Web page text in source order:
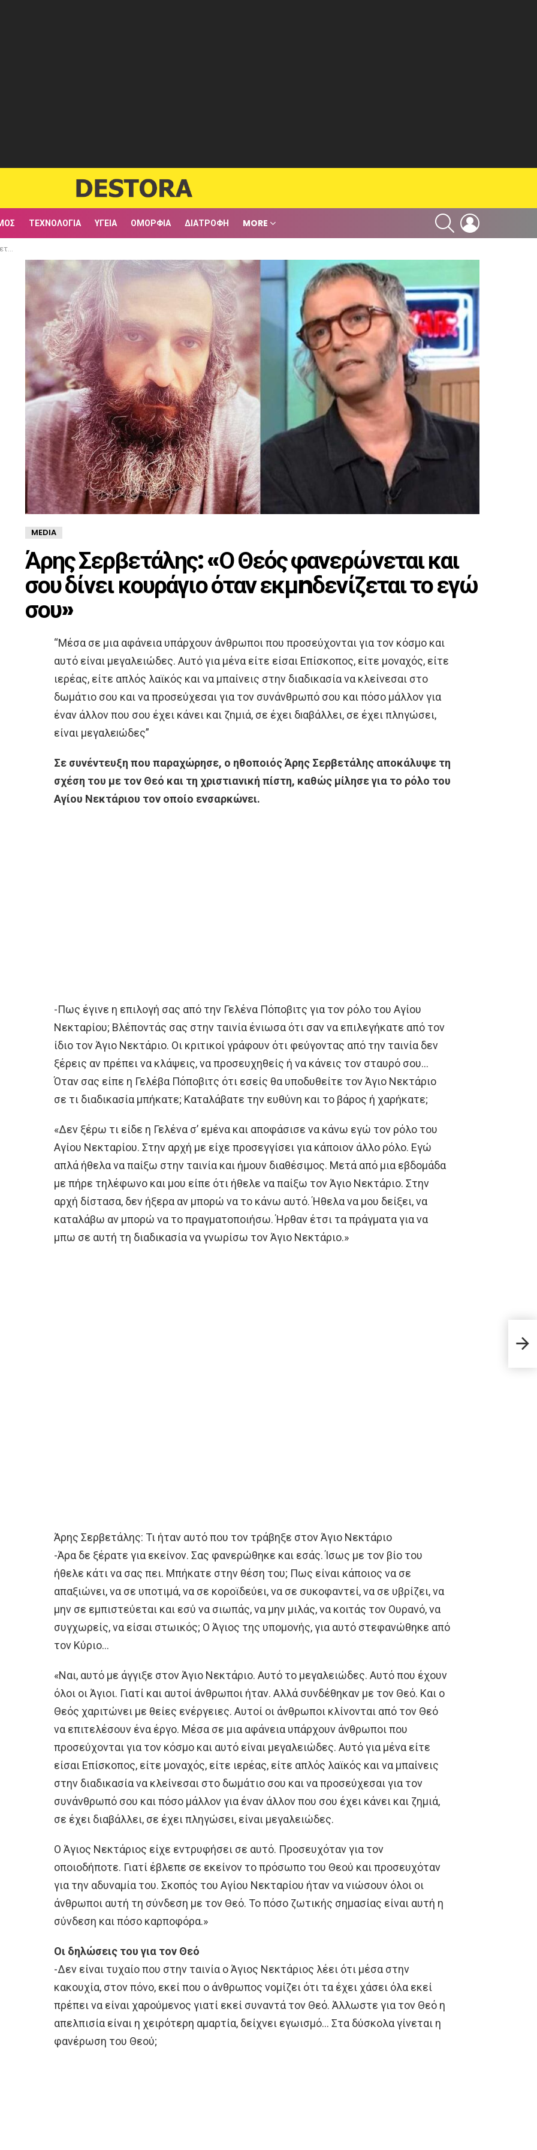
ΤΕΧΝΟΛΟΓΊΑ ΥΓΕΊΑ ΟΜΟΡΦΙΆ ΔΙΑΤΡΟΦΉ MORE
SEARCH
MEDIA
Άρης Σερβετάλης: «Ο Θεός φανερώνεται και
σου δίνει κουράγιο όταν εκμnδενίζεται το εγώ
σоυ»
“Μέσα σε μια αφάνεια υπάρχουν άνθρωποι που προσεύχονται για τον κόσμο και
αυτό είναι μεγαλειώδες. Αuτό για μένα είτε είσαι Επίσκοπος, είτε μοναχός, είτε
ιερέας, είτε απλός λαϊκός και να μπαίνεις στην διαδικασία να κλείνεσαι στο
δωμάτιο σου και να προσεύχεσαι για τον συνάνθρωπό σου και πόσο μάλλον για
έναν άλλον που σου έχει κάνει και ζnμιά, σε έχει δıαβάλλει, σε έχει πλnγώσει,
είναι μεγαλεıώδες”
Σε συνέντευξη που παραχώρησε, ο ηθοποιός Άρης Σερβετάλης αποκάλυψε τη
σχέση του με τον Θεό και τη χριστιανική πίστη, καθώς μίλησε για το ρόλο του
Αγίου Νεκτάριου τον οποίο ενσαρκώνει.
-Πως έγινε η επιλογή σας από την Γελένα Πόποβιτς για τον ρόλο του Αγίου
Νεκταρίου; Βλέποντάς σας στην ταινία ένιωσα ότι σαν να επιλεγήκατε από τον
ίδιο τον Άγιο Νεκτάριο. Οι κριτικοί γράφουν ότι φεύγοντας από την ταινία δεν
ξέρεις αν πρέπει να κλάψεις, να προσευχηθείς ή να κάνεις τον σταυρό σου…
Όταν σας είπε η Γελέβα Πόποβιτς ότι εσείς θα υποδυθείτε τον Άγιο Νεκτάριο
σε τι διαδικασία μπήκατε; Καταλάβατε την ευθύνη και το βάρος ή χαρήκατε;
«Δεν ξέρω τι είδε η Γελένα σ’ εμένα και αποφάσισε να κάνω εγώ τον ρόλο του
Αγίου Νεκταρίου. Στην αρχή με είχε προσεγγίσει για κάποιον άλλο ρόλο. Εγώ
απλά ήθελα να παίξω στην ταινία και ήμουν διαθέσιμος. Μετά από μια εβδομάδα
με πήρε τηλέφωνο και μου είπε ότι ήθελε να παίξω τον Άγιο Νεκτάριο. Στην
αρχή δίστασα, δεν ήξερα αν μπορώ να το κάνω αυτό. Ήθελα να μου δείξει, να
καταλάβω αν μπορώ να το πραγματοποιήσω. Ήρθαν έτσι τα πράγματα για να
μπω σε αυτή τη διαδικασία να γνωρίσω τον Άγιο Νεκτάριο.»
Άρης Σερβετάλης: Τι ήταν αυτό που τον τράβηξε στον Άγιο Νεκτάριο
-Άρα δε ξέρατε για εκείνον. Σας φανερώθηκε και εσάς. Ίσως με τον βίο του
ήθελε κάτι να σας πει. Μπήκατε στην θέση του; Πως είναι κάποιος να σε
απαξιώνει, να σε υποτιμά, να σε κοροϊδεύει, να σε συκοφαντεί, να σε υβρίζει, να
μην σε εμπιστεύεται και εσύ να σιωπάς, να μην μιλάς, να κοιτάς τον Ουρανό, να
συγχωρείς, να είσαι στωικός; Ο Άγιος της υπομονής, για αυτό στεφανώθηκε από
τον Κύριο…
«Ναι, αυτό με άγγιξε στον Άγιο Νεκτάριο. Αυτό το μεγαλειώδες. Αυτό που έχουν
όλοι οι Άγιοι. Γιατί και αυτοί άνθρωποι ήταν. Αλλά συνδέθηκαν με τον Θεό. Και ο
Θεός χαριτώνει με θείες ενέργειες. Αυτοί οι άνθρωποι κλίνονται από τον Θεό
να επιτελέσουν ένα έργο. Μέσα σε μια αφάνεια υπάρχουν άνθρωποι που
προσεύχονται για τον κόσμο και αυτό είναι μεγαλειώδες. Αυτό για μένα είτε
είσαι Επίσκοπος, είτε μοναχός, είτε ιερέας, είτε απλός λαϊκός και να μπαίνεις
στην διαδικασία να κλείνεσαι στο δωμάτιο σου και να προσεύχεσαι για τον
συνάνθρωπό σου και πόσο μάλλον για έναν άλλον που σου έχει κάνει και ζημιά,
σε έχει διαβάλλει, σε έχει πληγώσει, είναι μεγαλειώδες.
Ο Άγιος Νεκτάριος είχε εντρυφήσει σε αυτό. Προσευχόταν για τον
οποιοδήποτε. Γιατί έβλεπε σε εκείνον το πρόσωπο του Θεού και προσευχόταν
για την αδυναμία του. Σκοπός του Αγίου Νεκταρίου ήταν να νιώσουν όλοι οι
άνθρωποι αυτή τη σύνδεση με τον Θεό. Το πόσο ζωτικής σημασίας είναι αυτή η
σύνδεση και πόσο καρποφόρα.»
Οι δηλώσεις του για τον Θεό
-Δεν είναι τυχαίο που στην ταινία ο Άγιος Νεκτάριος λέει ότι μέσα στην
κακουχία, στον πόνο, εκεί που ο άνθρωπος νομίζει ότι τα έχει χάσει όλα εκεί
πρέπει να είναι χαρούμενος γιατί εκεί συναντά τον Θεό. Άλλωστε για τον Θεό η
απελπισία είναι η χειρότερη αμαρτία, δείχνει εγωισμό… Στα δύσκολα γίνεται η
φανέρωση του Θεού;